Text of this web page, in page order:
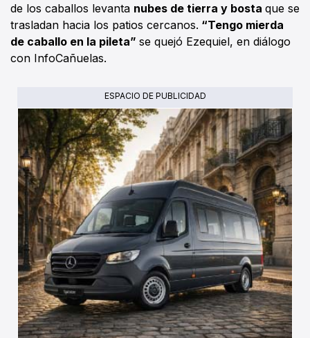
de los caballos levanta nubes de tierra y bosta que se
trasladan hacia los patios cercanos. “Tengo mierda
de caballo en la pileta” se quejó Ezequiel, en diálogo
con InfoCañuelas.
ESPACIO DE PUBLICIDAD